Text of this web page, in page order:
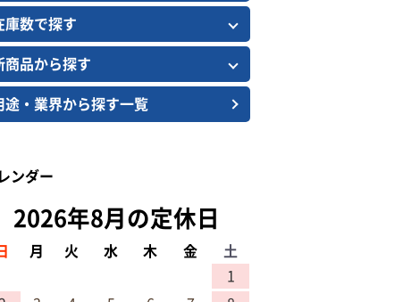
庫数で探す
商品から探す
途・業界から探す一覧
ンダー
2026年8月の定休日
月 火 水 木 金
土
1